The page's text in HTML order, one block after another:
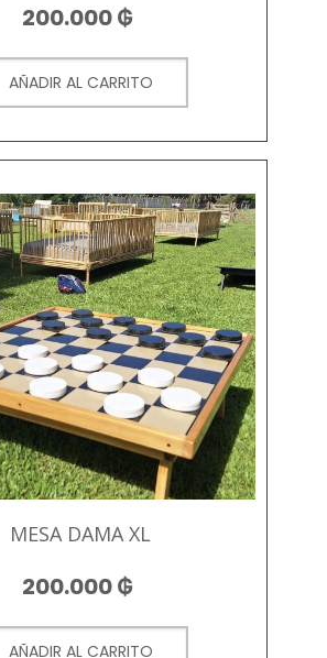
200.000₲
AÑADIR AL CARRITO
MESA DAMA XL
200.000₲
AÑADIR AL CARRITO